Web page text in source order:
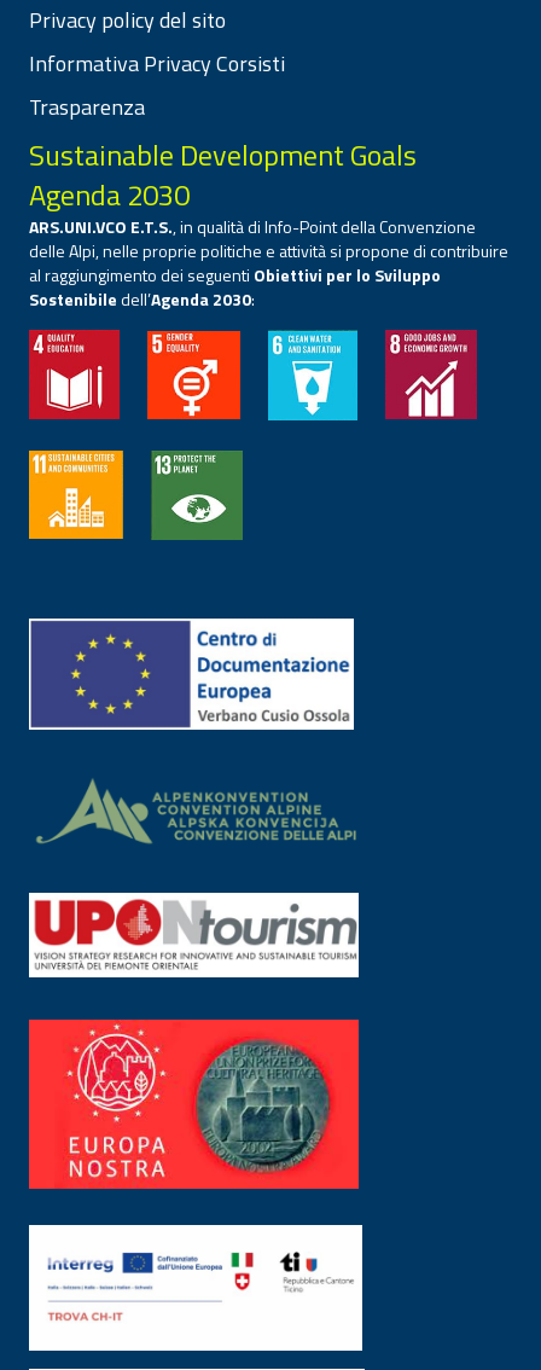
Privacy policy del sito
Informativa Privacy Corsisti
Trasparenza
Sustainable Development Goals
Agenda 2030
ARS.UNI.VCO E.T.S., in qualità di Info-Point della Convenzione
delle Alpi, nelle proprie politiche e attività si propone di contribuire
al raggiungimento dei seguenti Obiettivi per lo Sviluppo
Sostenibiledell’Agenda 2030: